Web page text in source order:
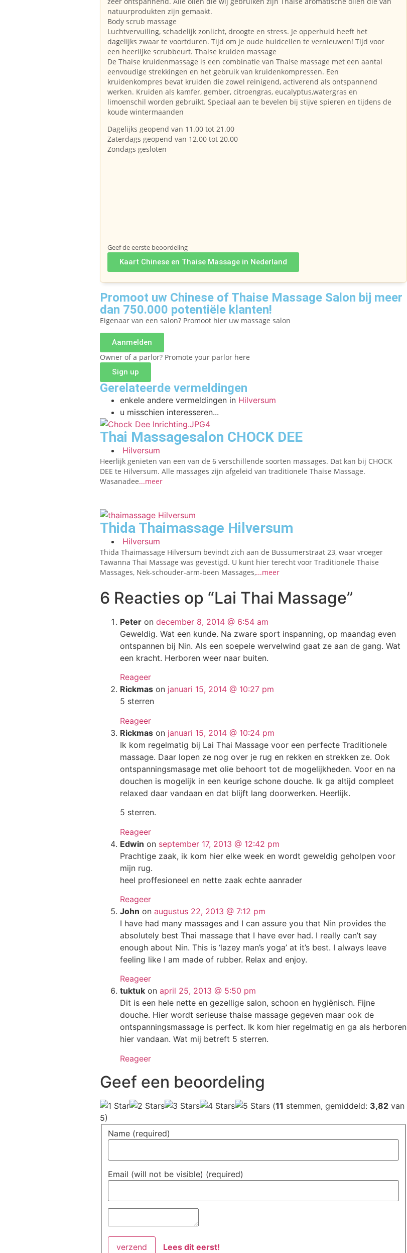
natuurprodukten zijn gemaakt.
Body scrub massage
Luchtvervuiling, schadelijk zonlicht, droogte en stress. Je opperhuid heeft het
dagelijks zwaar te voortduren. Tijd om je oude huidcellen te vernieuwen! Tijd voor
een heerlijke scrubbeurt. Thaise kruiden massage
De Thaise kruidenmassage is een combinatie van Thaise massage met een aantal
eenvoudige strekkingen en het gebruik van kruidenkompressen. Een
kruidenkompres bevat kruiden die zowel reinigend, activerend als ontspannend
werken. Kruiden als kamfer, gember, citroengras, eucalyptus,watergras en
limoenschil worden gebruikt. Speciaal aan te bevelen bij stijve spieren en tijdens de
koude wintermaanden
Dagelijks geopend van 11.00 tot 21.00
Zaterdags geopend van 12.00 tot 20.00
Zondags gesloten
Geef de eerste beoordeling
Kaart Chinese en Thaise Massage in Nederland
Promoot uw Chinese of Thaise Massage Salon bij meer
dan 750.000 potentiële klanten!
Eigenaar van een salon? Promoot hier uw massage salon
Aanmelden
Owner of a parlor? Promote your parlor here
Sign up
Gerelateerde vermeldingen
enkele andere vermeldingen in Hilversum
u misschien interesseren...
Thai Massagesalon CHOCK DEE
Hilversum
Heerlijk genieten van een van de 6 verschillende soorten massages. Dat kan bij CHOCK
DEE te Hilversum. Alle massages zijn afgeleid van traditionele Thaise Massage.
Wasanadee...meer
Thida Thaimassage Hilversum
Hilversum
Thida Thaimassage Hilversum bevindt zich aan de Bussumerstraat 23, waar vroeger
Tawanna Thai Massage was gevestigd. U kunt hier terecht voor Traditionele Thaise
Massages, Nek-schouder-arm-been Massages,...meer
6 Reacties op “Lai Thai Massage”
Peter on december 8, 2014 @ 6:54 am
Geweldig. Wat een kunde. Na zware sport inspanning, op maandag even
ontspannen bij Nin. Als een soepele wervelwind gaat ze aan de gang. Wat
een kracht. Herboren weer naar buiten.
Reageer
Rickmas on januari 15, 2014 @ 10:27 pm
5 sterren
Reageer
Rickmas on januari 15, 2014 @ 10:24 pm
Ik kom regelmatig bij Lai Thai Massage voor een perfecte Traditionele
massage. Daar lopen ze nog over je rug en rekken en strekken ze. Ook
ontspanningsmasage met olie behoort tot de mogelijkheden. Voor en na
douchen is mogelijk in een keurige schone douche. Ik ga altijd compleet
relaxed daar vandaan en dat blijft lang doorwerken. Heerlijk.
5 sterren.
Reageer
Edwin on september 17, 2013 @ 12:42 pm
Prachtige zaak, ik kom hier elke week en wordt geweldig geholpen voor
mijn rug.
heel proffesioneel en nette zaak echte aanrader
Reageer
John on augustus 22, 2013 @ 7:12 pm
I have had many massages and I can assure you that Nin provides the
absolutely best Thai massage that I have ever had. I really can’t say
enough about Nin. This is ‘lazey man’s yoga’ at it’s best. I always leave
feeling like I am made of rubber. Relax and enjoy.
Reageer
tuktuk on april 25, 2013 @ 5:50 pm
Dit is een hele nette en gezellige salon, schoon en hygiënisch. Fijne
douche. Hier wordt serieuse thaise massage gegeven maar ook de
ontspanningsmassage is perfect. Ik kom hier regelmatig en ga als herboren
hier vandaan. Wat mij betreft 5 sterren.
Reageer
Geef een beoordeling
(11 stemmen, gemiddeld: 3,82 van
5)
Name (required)
Email (will not be visible) (required)
Lees dit eerst!